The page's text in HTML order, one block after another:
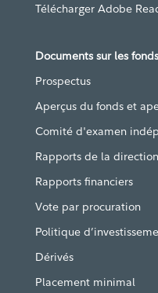
Télécharger Adobe
Documents sur les fonds
Prospectus
Aperçus du fonds et
Comité d'examen
Rapports de la
Rapports financiers
Vote par procuration
Politique
Dérivés
Placement minimal